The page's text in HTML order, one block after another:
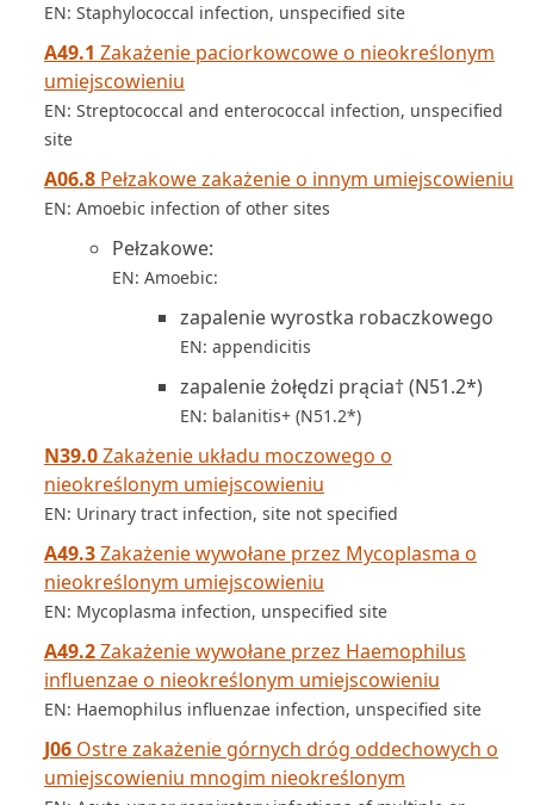
EN: Staphylococcal infection, unspecified site
A49.1 Zakażenie paciorkowcowe o nieokreślonym
umiejscowieniu
EN: Streptococcal and enterococcal infection, unspecified
site
A06.8 Pełzakowe zakażenie o innym umiejscowieniu
EN: Amoebic infection of other sites
Pełzakowe:
EN: Amoebic:
zapalenie wyrostka robaczkowego
EN: appendicitis
zapalenie żołędzi prącia† (N51.2*)
EN: balanitis+ (N51.2*)
N39.0Zakażenie układu moczowego o
nieokreślonym umiejscowieniu
EN: Urinary tract infection, site not specified
A49.3Zakażenie wywołane przez Mycoplasma o
nieokreślonym umiejscowieniu
EN: Mycoplasma infection, unspecified site
A49.2Zakażenie wywołane przez Haemophilus
influenzae o nieokreślonym umiejscowieniu
EN: Haemophilus influenzae infection, unspecified site
J06 Ostre zakażenie górnych dróg oddechowych o
umiejscowieniu mnogim nieokreślonym